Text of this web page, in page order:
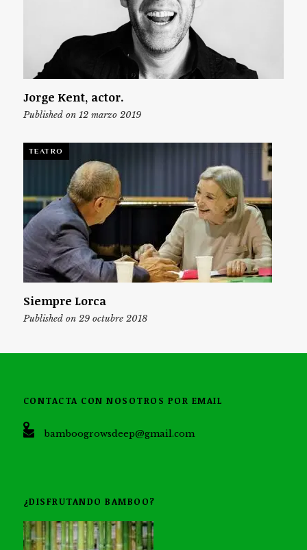
Jorge Kent, actor.
Published on 12 marzo 2019
TEATRO
Siempre Lorca
Published on 29 octubre 2018
CONTACTA CON NOSOTROS POR EMAIL
bamboogrowsdeep@gmail.com
¿DISFRUTANDO BAMBOO?